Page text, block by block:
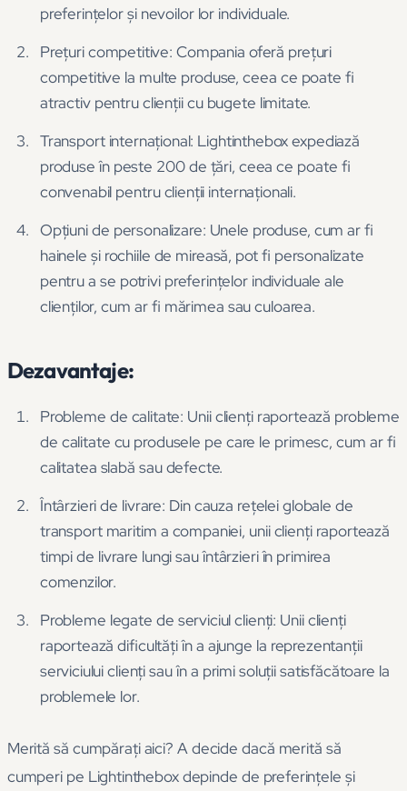
preferințelor și nevoilor lor individuale.
Prețuri competitive: Compania oferă prețuri
competitive la multe produse, ceea ce poate fi
atractiv pentru clienții cu bugete limitate.
Transport internațional: Lightinthebox expediază
produse în peste 200 de țări, ceea ce poate fi
convenabil pentru clienții internaționali.
Opțiuni de personalizare: Unele produse, cum ar fi
hainele și rochiile de mireasă, pot fi personalizate
pentru a se potrivi preferințelor individuale ale
clienților, cum ar fi mărimea sau culoarea.
Dezavantaje:
Probleme de calitate: Unii clienți raportează probleme
de calitate cu produsele pe care le primesc, cum ar fi
calitatea slabă sau defecte.
Întârzieri de livrare: Din cauza rețelei globale de
transport maritim a companiei, unii clienți raportează
timpi de livrare lungi sau întârzieri în primirea
comenzilor.
Probleme legate de serviciul clienți: Unii clienți
raportează dificultăți în a ajunge la reprezentanții
serviciului clienți sau în a primi soluții satisfăcătoare la
problemele lor.
Merită să cumpărați aici? A decide dacă merită să
cumperi pe Lightinthebox depinde de preferințele și